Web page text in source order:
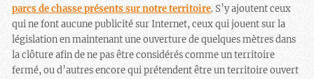
parcs de chasse présents sur notre territoire. S’y ajoutent ceux
qui ne font aucune publicité sur Internet, ceux qui jouent sur la
législation en maintenant une ouverture de quelques mètres dans
la clôture afin de ne pas être considérés comme un territoire
fermé, ou d’autres encore qui prétendent être un territoire ouvert